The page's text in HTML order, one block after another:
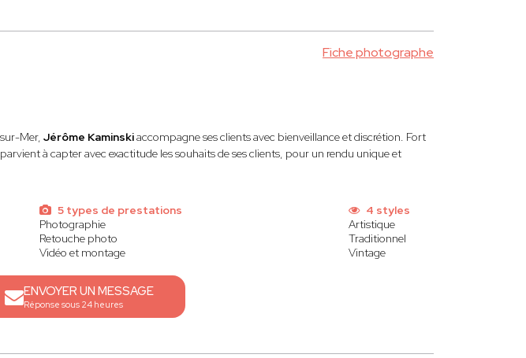
Fiche photographe
Mer, Jérôme Kaminskiaccompagne ses clients avec bienveillance et discrétion. Fort
à capter avec exactitude les souhaits de ses clients, pour un rendu unique et
5 types de prestations
Photographie
Retouche photo
Vidéo et montage
4 styles
Artistique
Traditionnel
Vintage
ENVOYER UN MESSAGE
Réponse sous 24 heures